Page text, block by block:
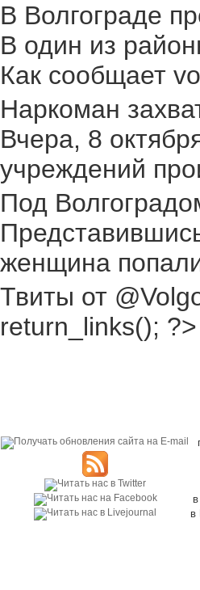
В Волгограде
В один из
Как сообщает
Наркоман
Вчера, 8
учреждений
Под
женщина
Твиты от
return_links(); ?>
в